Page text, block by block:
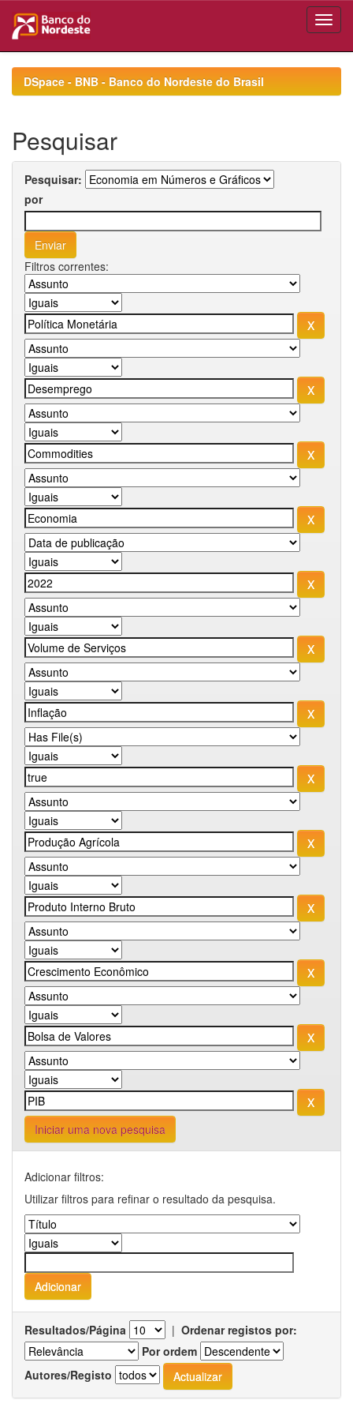
navigationDSpace - BNB - Banco do Nordeste do Brasil
Pesquisar
Pesquisar:
por
Filtros correntes:
Iniciar uma nova pesquisa
Adicionar filtros:
Utilizar filtros para refinar o resultado da pesquisa.
Resultados/Página | Ordenar registos por:
Por ordem
Autores/Registo